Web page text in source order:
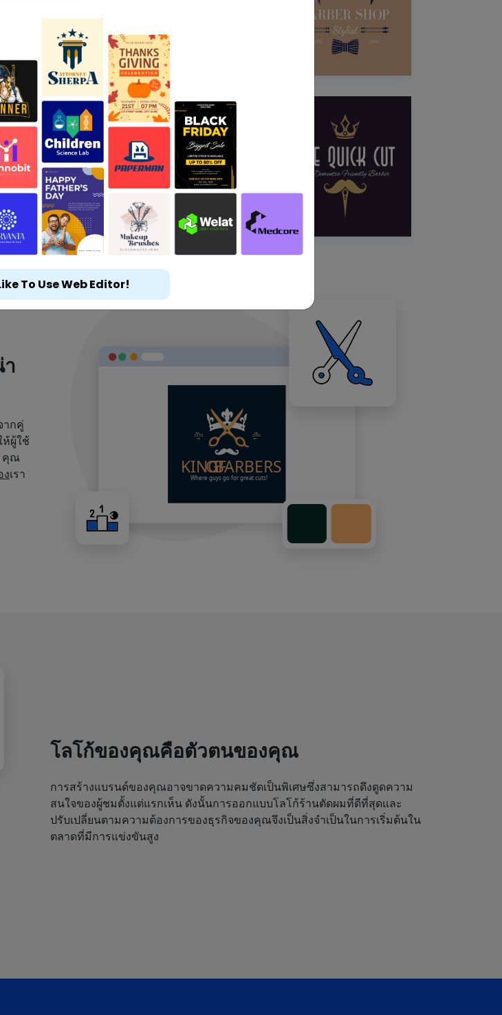
ากคู่
ผู้ใช้
คุณ
งเรา
โลโก้ของคุณคือตัวตนของคุณ
การสร้างแบรนด์ของคุณอาจขาดความคมชัดเป็นพิเศษซึ่งสามารถดึงดูดความ
สนใจของผู้ชมตั้งแต่แรกเห็น ดังนั้นการออกแบบโลโก้ร้านตัดผมที่ดีที่สุดและ
ปรับเปลี่ยนตามความต้องการของธุรกิจของคุณจึงเป็นสิ่งจำเป็นในการเริ่มต้นใน
ตลาดที่มีการแข่งขันสูง
To Use Web Editor!